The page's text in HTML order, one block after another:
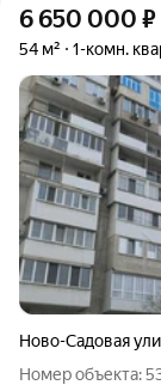
6 650 000 ₽
54 м² 1-комн.
Ново-Садовая
Номер объекта: